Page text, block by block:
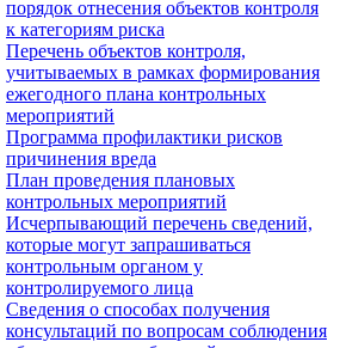
порядок отнесения объектов контроля
к категориям риска
Перечень объектов контроля,
учитываемых в рамках формирования
ежегодного плана контрольных
мероприятий
Программа профилактики рисков
причинения вреда
План проведения плановых
контрольных мероприятий
Исчерпывающий перечень сведений,
которые могут запрашиваться
контрольным органом у
контролируемого лица
Сведения о способах получения
консультаций по вопросам соблюдения